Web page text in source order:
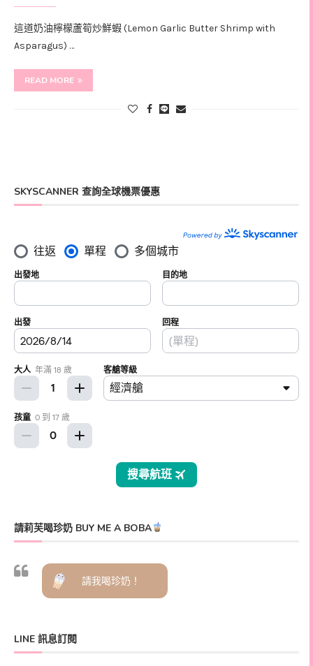
這道奶油檸檬蘆筍炒鮮蝦 (Lemon Garlic Butter Shrimp with
Asparagus) …
READ MORE
SKYSCANNER 查詢全球機票優惠
請莉芙喝珍奶 BUY ME A BOBA
請我喝珍奶！
LINE 訊息訂閱